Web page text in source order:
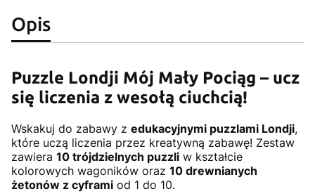
Opis
Puzzle Londji Mój Mały Pociąg – ucz
się liczenia z wesołą ciuchcią!
Wskakuj do zabawy z edukacyjnymi puzzlami Londji,
które uczą liczenia przez kreatywną zabawę! Zestaw
zawiera 10 trójdzielnych puzzli w kształcie
kolorowych wagoników oraz 10 drewnianych
żetonów z cyframi od 1 do 10.